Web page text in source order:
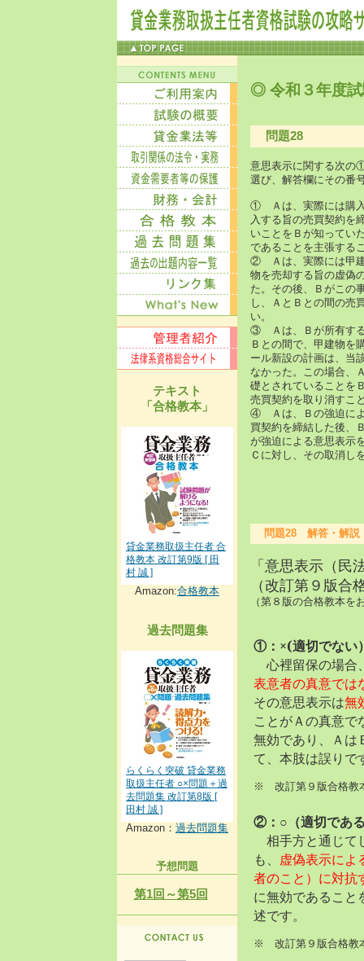
テキスト
「合格教本」
貸金業務取扱主任者 合
格教本 改訂第9版 [ 田
村 誠 ]
Amazon:合格教本
過去問題集
らくらく突破 貸金業務
取扱主任者 ○×問題＋過
去問題集 改訂第8版 [
田村 誠 ]
Amazon： 過去問題集
予想問題
第1回～第5回
◎ 令和３年度
問題28
意思表示に関する次の
選び、解答欄にその番
① Ａは、実際には購入
入する旨の売買契約を
いことをＢが知ってい
であることを主張する
② Ａは、実際には甲建
物を売却する旨の虚偽
た。その後、Ｂがこの
し、ＡとＢとの間の売
い。
③ Ａは、Ｂが所有する
Ｂとの間で、甲建物を
ール新設の計画は、当
なかった。この場合、
礎とされていることを
売買契約を取り消すこ
④ Ａは、Ｂの強迫によ
買契約を締結した後、
が強迫による意思表示
Ｃに対し、その取消し
問題28 解答・解説
「意思表示（民
（改訂第９版合
（第８版の合格教本を
①：×(適切でない
心裡留保の場合
表意者の真意では
その意思表示は無
ことがＡの真意
無効であり、Ａは
て、本肢は誤りで
※ 改訂第９版合格教
②：○（適切であ
相手方と通じて
も、 虚偽表示によ
者のこと）に対抗
に無効であること
述です。
※ 改訂第９版合格教